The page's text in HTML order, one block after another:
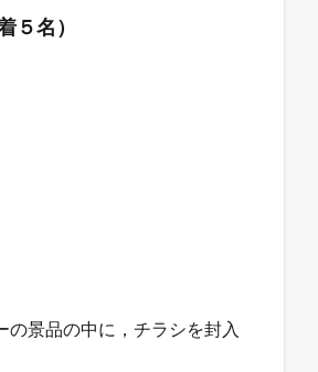
名）
景品の中に，チラシを封入